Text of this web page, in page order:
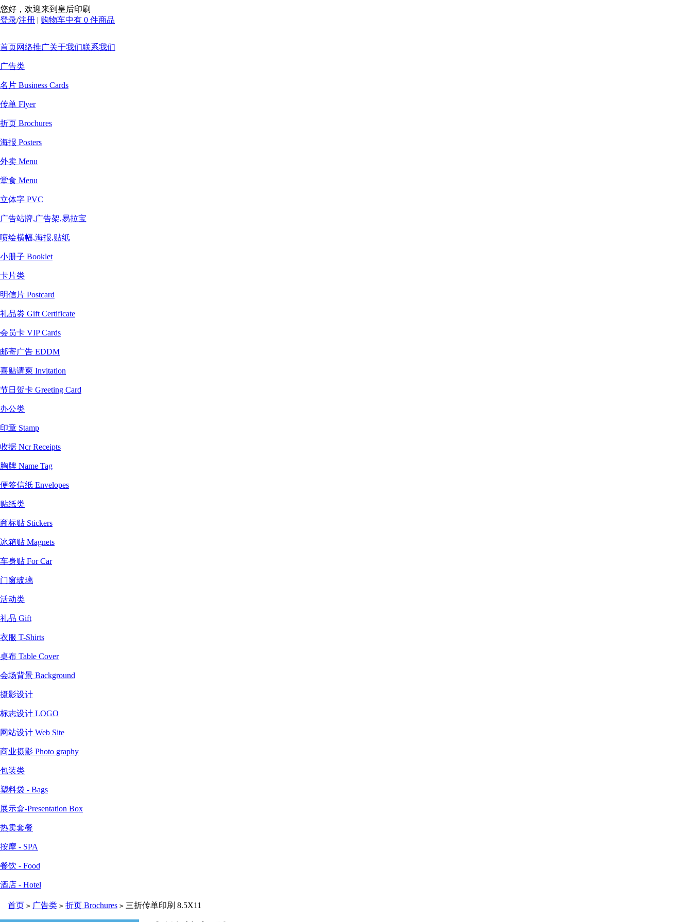
您好，欢迎来到皇后印刷
登录/注册 | 购物车中有 0 件商品
首页网络推广关于我们联系我们
广告类
名片 Business Cards
传单 Flyer
折页 Brochures
海报 Posters
外卖 Menu
堂食 Menu
立体字 PVC
广告站牌,广告架,易拉宝
喷绘横幅,海报,贴纸
小册子 Booklet
卡片类
明信片 Postcard
礼品劵 Gift Certificate
会员卡 VIP Cards
邮寄广告 EDDM
喜贴请柬 Invitation
节日贺卡 Greeting Card
办公类
印章 Stamp
收据 Ncr Receipts
胸牌 Name Tag
便签信纸 Envelopes
贴纸类
商标贴 Stickers
冰箱贴 Magnets
车身贴 For Car
门窗玻璃
活动类
礼品 Gift
衣服 T-Shirts
桌布 Table Cover
会场背景 Background
摄影设计
标志设计 LOGO
网站设计 Web Site
商业摄影 Photo graphy
包装类
塑料袋 - Bags
展示盒-Presentation Box
热卖套餐
按摩 - SPA
餐饮 - Food
酒店 - Hotel
首页 > 广告类 > 折页 Brochures > 三折传单印刷 8.5X11